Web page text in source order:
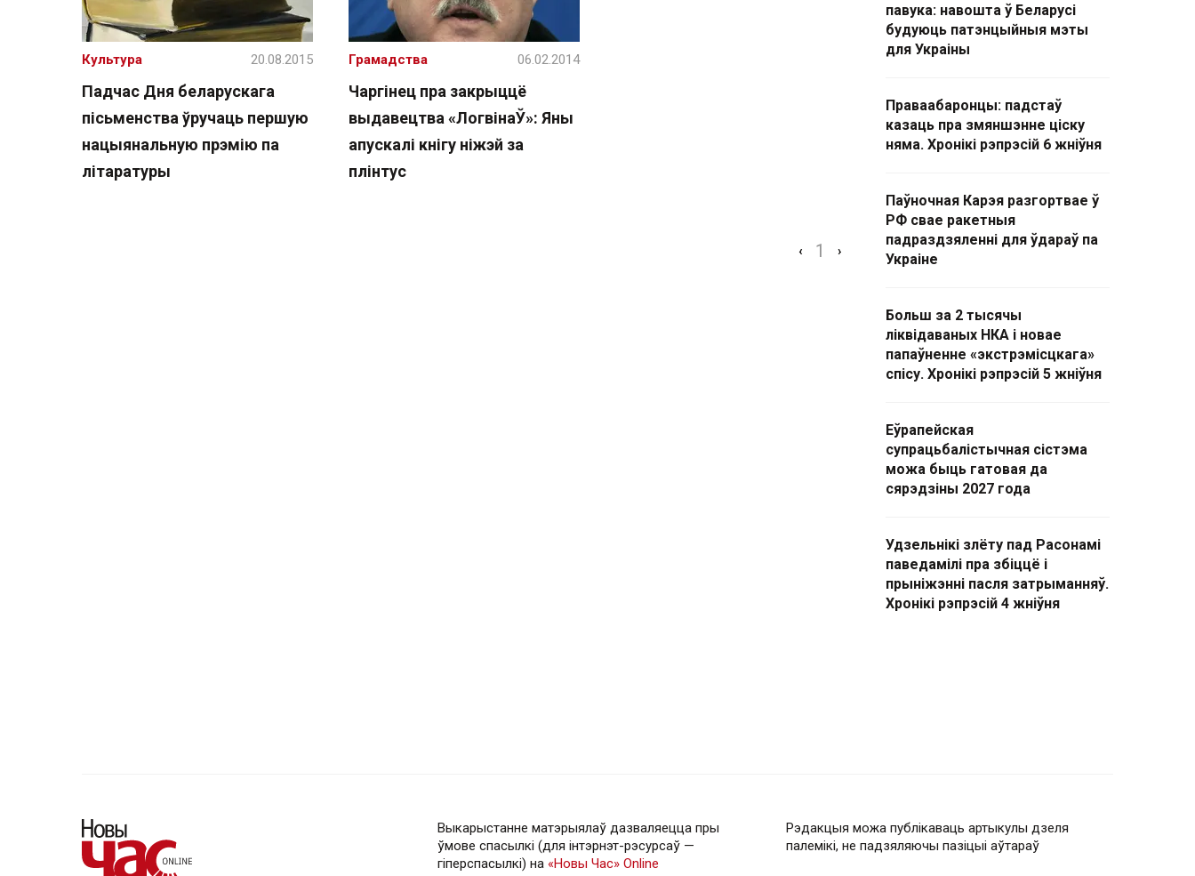
Падчас Дня беларускага
пісьменства ўручаць першую
нацыянальную прэмію па
літаратуры
Культура 20.08.2015
Чаргінец пра закрыццё
выдавецтва «ЛогвінаЎ»: Яны
апускалі кнігу ніжэй за
плінтус
Грамадства 06.02.2014
‹ 1 ›
павука: навошта ў Беларусі
будуюць патэнцыйныя мэты
для Украіны
Праваабаронцы: падстаў
казаць пра змяншэнне ціску
няма. Хронікі рэпрэсій 6 жніўня
Паўночная Карэя разгортвае ў
РФ свае ракетныя
падраздзяленні для ўдараў па
Украіне
Больш за 2 тысячы
ліквідаваных НКА і новае
папаўненне «экстрэмісцкага»
спісу. Хронікі рэпрэсій 5 жніўня
Еўрапейская
супрацьбалістычная сістэма
можа быць гатовая да
сярэдзіны 2027 года
Удзельнікі злёту пад Расонамі
паведамілі пра збіццё і
прыніжэнні пасля затрыманняў.
Хронікі рэпрэсій 4 жніўня
Выкарыстанне матэрыялаў дазваляецца пры
ўмове спасылкі (для інтэрнэт-рэсурсаў —
гiперспасылкi) на «Новы Час» Online
Рэдакцыя можа публікаваць артыкулы дзеля
палемікі, не падзяляючы пазіцыі аўтараў